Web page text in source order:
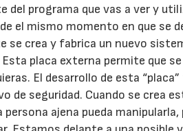
del programa que vas a ver y
el mismo momento en que se
se crea y fabrica un nuevo
placa externa permite que
El desarrollo de esta
de seguridad. Cuando se crea
persona ajena pueda